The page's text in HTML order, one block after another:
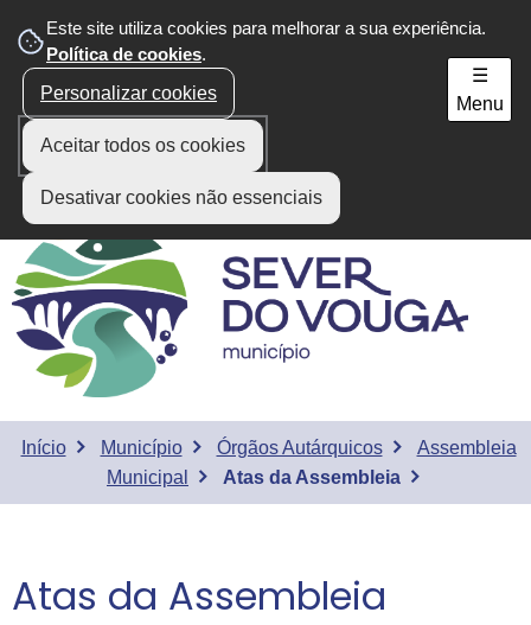
Este site utiliza cookies para melhorar a sua experiência.
Política de cookies.
Personalizar cookies
Aceitar todos os cookies
Desativar cookies não essenciais
Área do Munícipe
☰
Menu
Início Município Órgãos Autárquicos
Assembleia
Municipal
Atas da Assembleia
Atas da Assembleia